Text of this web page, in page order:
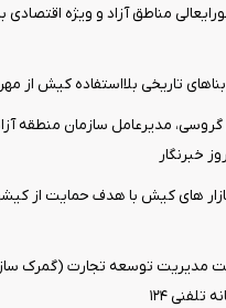
مناطق آزاد و ویژه
تاریخی بلااستفاده کیش از مهر ۱۴۰۵
مدیرعامل سازمان منطقه
های کیش با هدف حمایت از
مدیریت توسعه تجارت (گمرک
۱۲۴